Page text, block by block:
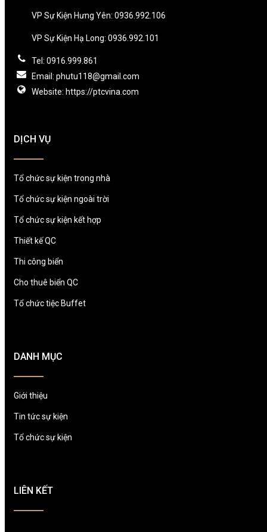
VP Sự Kiện Hưng Yên: 0936.992.106
VP Sự Kiện Hạ Long: 0936.992.101
Tel: 0916.999.861
Email: phutu118@gmail.com
Website: https://ptcvina.com
DỊCH VỤ
Tổ chức sự kiện trong nhà
Tổ chức sự kiện ngoài trời
Tổ chức sự kiện kết hợp
Thiết kế QC
Thi công biển
Cho thuê biển QC
Tổ chức tiệc Buffet
DANH MỤC
Giới thiệu
Tin tức sự kiện
Tổ chức sự kiện
LIÊN KẾT